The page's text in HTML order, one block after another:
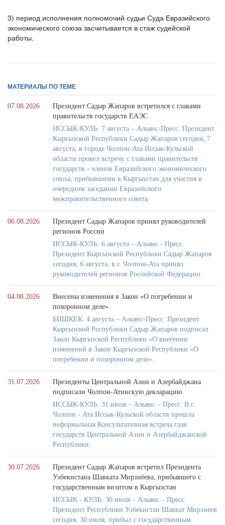
3) период исполнения полномочий судьи Суда Евразийского
экономического союза засчитывается в стаж судейской
работы.
МАТЕРИАЛЫ ПО ТЕМЕ
07.08.2026
Президент Садыр Жапаров встретился с главами
правительств государств ЕАЭС
ИССЫК-КУЛЬ. 7 августа – Альянс-Пресс. Президент
Кыргызской Республики Садыр Жапаров сегодня, 7
августа, в городе Чолпон-Ата Иссык-Кульской
области провел встречу с главами правительств
государств - членов Евразийского экономического
союза, прибывшими в Кыргызстан для участия в
очередном заседании Евразийского
межправительственного совета.
06.08.2026
Президент Садыр Жапаров принял руководителей
регионов России
ИССЫК-КУЛЬ. 6 августа – Альянс - Пресс.
Президент Кыргызской Республики Садыр Жапаров
сегодня, 6 августа, в г. Чолпон-Ата принял
руководителей регионов Российской Федерации.
04.08.2026
Внесены изменения в Закон «О погребении и
похоронном деле»
БИШКЕК. 4 августа – Альянс-Пресс. Президент
Кыргызской Республики Садыр Жапаров подписал
Закон Кыргызской Республики «О внесении
изменений в Закон Кыргызской Республики «О
погребении и похоронном деле».
31.07.2026
Президенты Центральной Азии и Азербайджана
подписали Чолпон-Атинскую декларацию
ИССЫК-КУЛЬ. 31 июля – Альянс – Пресс. В г.
Чолпон - Ата Иссык-Кульской области прошла
неформальная Консультативная встреча глав
государств Центральной Азии и Азербайджанской
Республики.
30.07.2026
Президент Садыр Жапаров встретил Президента
Узбекистана Шавката Мирзиёева, прибывшего с
государственным визитом в Кыргызстан
ИССЫК - КУЛЬ. 30 июля – Альянс – Пресс.
Президент Республики Узбекистан Шавкат Мирзиёев
сегодня, 30 июля, прибыл с государственным